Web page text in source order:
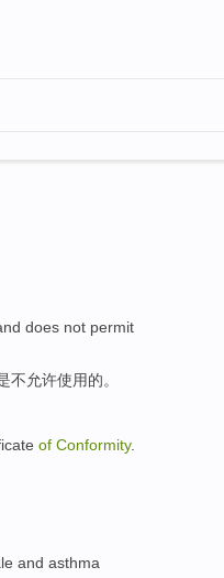
does not permit
不允许使用的。
of Conformity.
and asthma